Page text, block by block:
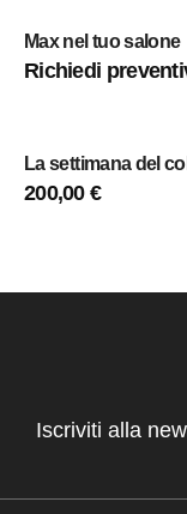
Max nel tuo salone
Richiedi
La settimana del
200,00€
Iscriviti alla